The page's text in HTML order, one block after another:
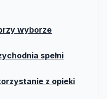
wyborze
spełni
z opieki